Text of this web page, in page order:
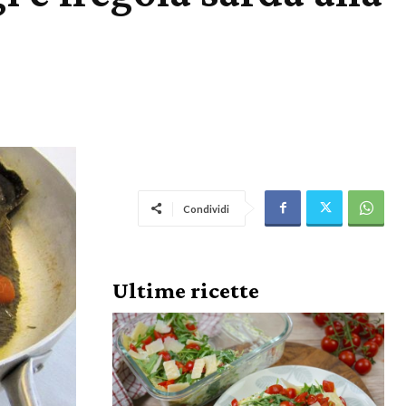
Condividi
Ultime ricette